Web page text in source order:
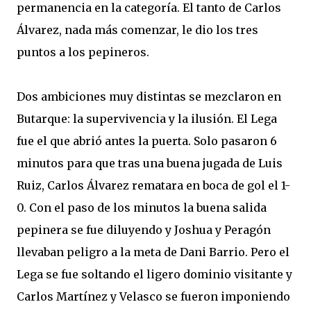
permanencia en la categoría. El tanto de Carlos
Álvarez, nada más comenzar, le dio los tres
puntos a los pepineros.
Dos ambiciones muy distintas se mezclaron en
Butarque: la supervivencia y la ilusión. El Lega
fue el que abrió antes la puerta. Solo pasaron 6
minutos para que tras una buena jugada de Luis
Ruiz, Carlos Álvarez rematara en boca de gol el 1-
0. Con el paso de los minutos la buena salida
pepinera se fue diluyendo y Joshua y Peragón
llevaban peligro a la meta de Dani Barrio. Pero el
Lega se fue soltando el ligero dominio visitante y
Carlos Martínez y Velasco se fueron imponiendo